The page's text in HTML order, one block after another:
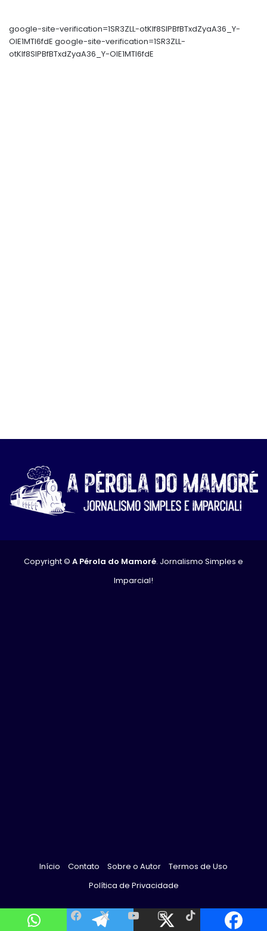
google-site-verification=1SR3ZLL-otKIf8SlPBfBTxdZyaA36_Y-
OIE1MTl6fdE google-site-verification=1SR3ZLL-
otKIf8SlPBfBTxdZyaA36_Y-OIE1MTl6fdE
Copyright © A Pérola do Mamoré. Jornalismo Simples e
Imparcial!
Início Contato Sobre o Autor
Termos de Uso
Política de Privacidade
Facebook YouTubeInstagramTikTok